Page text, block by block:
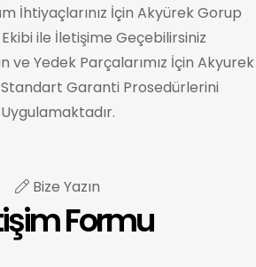
İhtiyaçlarınız İçin Akyürek Gorup
Ekibi ile İletişime Geçebilirsiniz
ve Yedek Parçalarımız İçin Akyurek
Garanti Prosedürlerini
Uygulamaktadır.
Bize Yazın
Formu